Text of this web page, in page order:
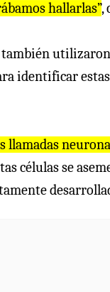
hallarlas”,
identificar
llamadas
células se